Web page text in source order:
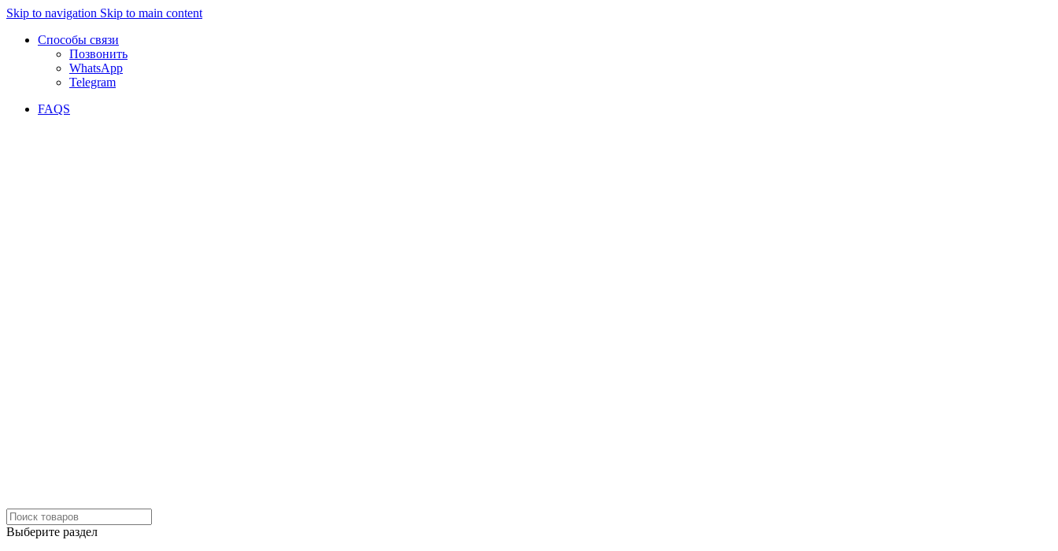
Skip to navigation Skip to main content
Способы связи
Позвонить
WhatsApp
Telegram
FAQS
Выберите раздел